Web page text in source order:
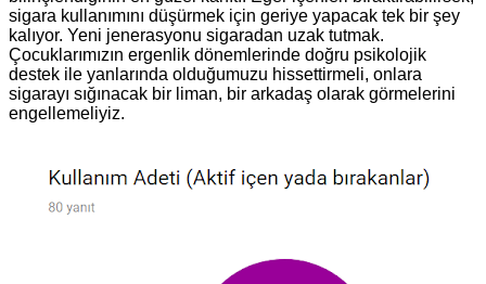
sigara kullanımını düşürmek için geriye yapacak tek bir şey
kalıyor. Yeni jenerasyonu sigaradan uzak tutmak.
Çocuklarımızın ergenlik dönemlerinde doğru psikolojik
destek ile yanlarında olduğumuzu hissettirmeli, onlara
sigarayı sığınacak bir liman, bir arkadaş olarak görmelerini
engellemeliyiz.